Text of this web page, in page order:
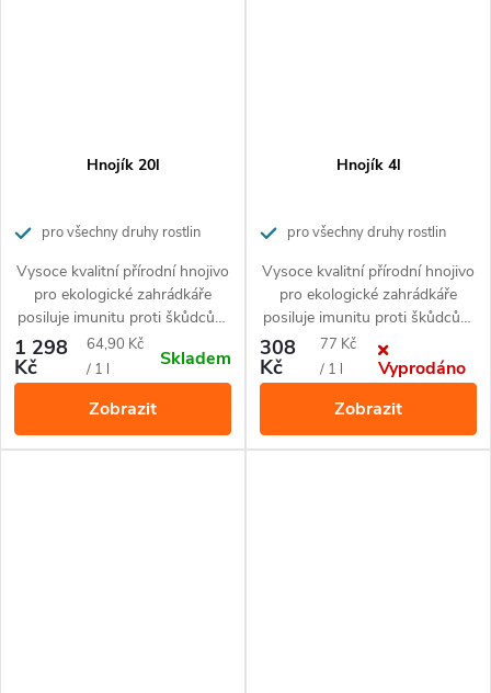
Hnojík 20l
pro všechny druhy rostlin
Vysoce kvalitní přírodní hnojivo
pro ekologické zahrádkáře
posiluje imunitu proti škůdcům
a nemocem rostlin.
1 298
Kč
Měrná
cena:
64,90 Kč
/ 1 l
Skladem
Zobrazit
Hnojík 4l
pro všechny druhy rostlin
Vysoce kvalitní přírodní hnojivo
pro ekologické zahrádkáře
posiluje imunitu proti škůdcům
a nemocem rostlin.
308
Kč
Měrná
cena:
77 Kč
/ 1 l
Vyprodáno
Zobrazit